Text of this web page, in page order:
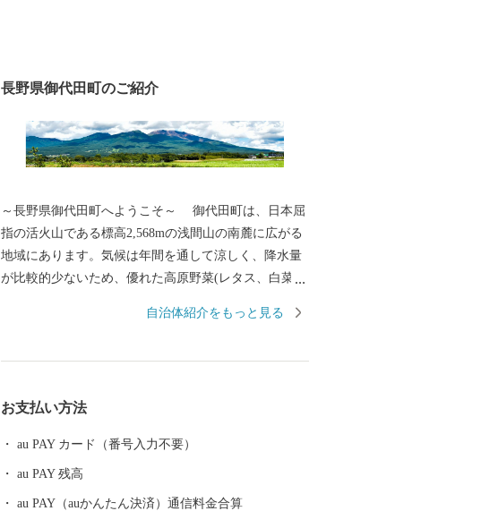
長野県御代田町のご紹介
～長野県御代田町へようこそ～ 御代田町は、日本屈
指の活火山である標高2,568mの浅間山の南麓に広がる
地域にあります。気候は年間を通して涼しく、降水量
が比較的少ないため、優れた高原野菜(レタス、白菜、
には精密機械工業、食品加工と製造業が盛んであり、
長野県下でもトップクラスを誇り、年少人口や生産年
州・御代田龍神まつり」が開催されます。御代田町の
夏の一大イベントです。
自治体紹介をもっと見る
お支払い方法
au PAY カード（番号入力不要）
au PAY 残高
au PAY（auかんたん決済）通信料金合算